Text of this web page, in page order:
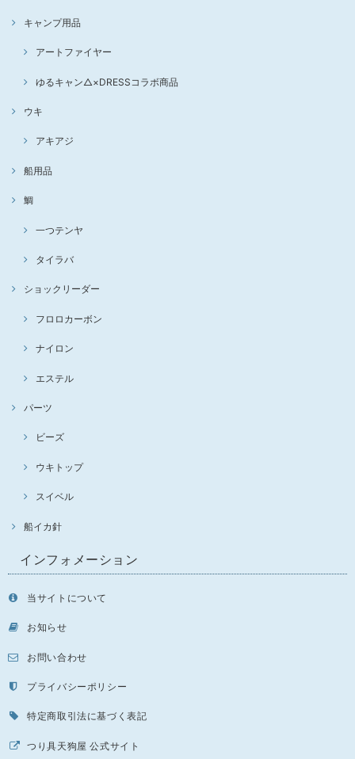
キャンプ用品
アートファイヤー
ゆるキャン△×DRESSコラボ商品
ウキ
アキアジ
船用品
鯛
一つテンヤ
タイラバ
ショックリーダー
フロロカーボン
ナイロン
エステル
パーツ
ビーズ
ウキトップ
スイベル
船イカ針
インフォメーション
当サイトについて
お知らせ
お問い合わせ
プライバシーポリシー
特定商取引法に基づく表記
つり具天狗屋 公式サイト